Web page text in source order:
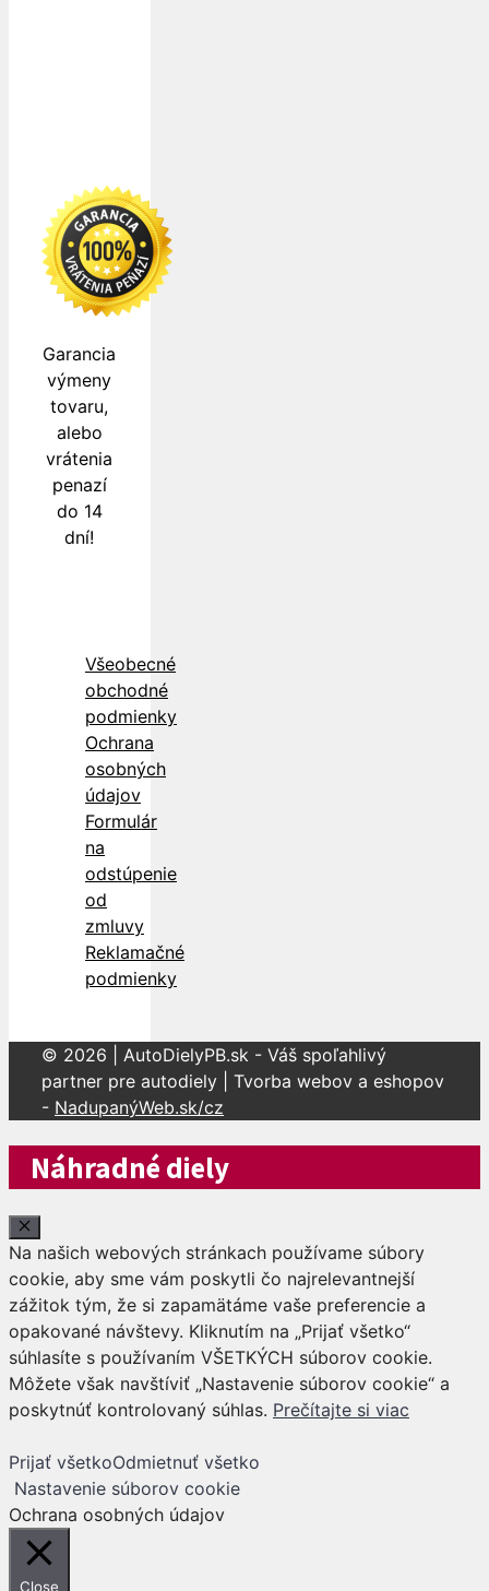
Garancia
výmeny
tovaru,
alebo
vrátenia
penazí
do 14
dní!
Všeobecné
obchodné
podmienky
Ochrana
osobných
údajov
Formulár
na
odstúpenie
od
zmluvy
Reklamačné
podmienky
© 2026 | AutoDielyPB.sk - Váš spoľahlivý
partner pre autodiely | Tvorba webov a eshopov
- NadupanýWeb.sk/cz
Náhradné diely
Close
Na našich webových stránkach používame súbory
cookie, aby sme vám poskytli čo najrelevantnejší
zážitok tým, že si zapamätáme vaše preferencie a
opakované návštevy. Kliknutím na „Prijať všetko“
súhlasíte s používaním VŠETKÝCH súborov cookie.
Môžete však navštíviť „Nastavenie súborov cookie“ a
poskytnúť kontrolovaný súhlas. Prečítajte si viac
Prijať všetkoOdmietnuť všetko
Nastavenie súborov cookie
Ochrana osobných údajov
Close